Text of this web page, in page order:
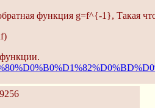
функция g=f^{-1}, Такая
функции.